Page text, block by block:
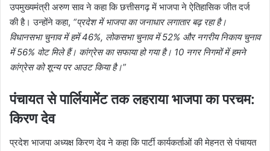
उपमुख्यमंत्री अरुण साव ने कहा कि छत्तीसगढ़ में भाजपा ने ऐतिहासिक जीत दर्ज
की है। उन्होंने कहा, “प्रदेश में भाजपा का जनाधार लगातार बढ़ रहा है।
विधानसभा चुनाव में हमें 46%, लोकसभा चुनाव में 52% और नगरीय निकाय चुनाव
में 56% वोट मिले हैं। कांग्रेस का सफाया हो गया है। 10 नगर निगमों में हमने
कांग्रेस को शून्य पर आउट किया है।”
पंचायत से पार्लियामेंट तक लहराया भाजपा का परचम:
किरण देव
प्रदेश भाजपा अध्यक्ष किरण देव ने कहा कि पार्टी कार्यकर्ताओं की मेहनत से पंचायत